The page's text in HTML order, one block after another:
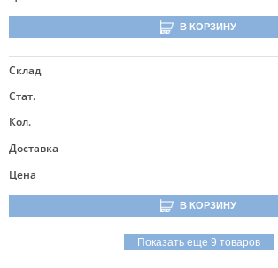
В КОРЗИНУ
Склад
Стат.
Кол.
Доставка
Цена
В КОРЗИНУ
Показать еще 9 товаров